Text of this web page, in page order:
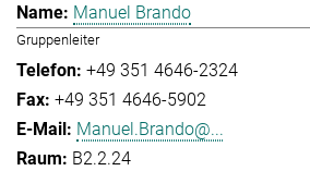
Manuel Brando
Gruppenleiter
+49 351 4646-2324
+49 351 4646-5902
Manuel.Brando@...
B2.2.24